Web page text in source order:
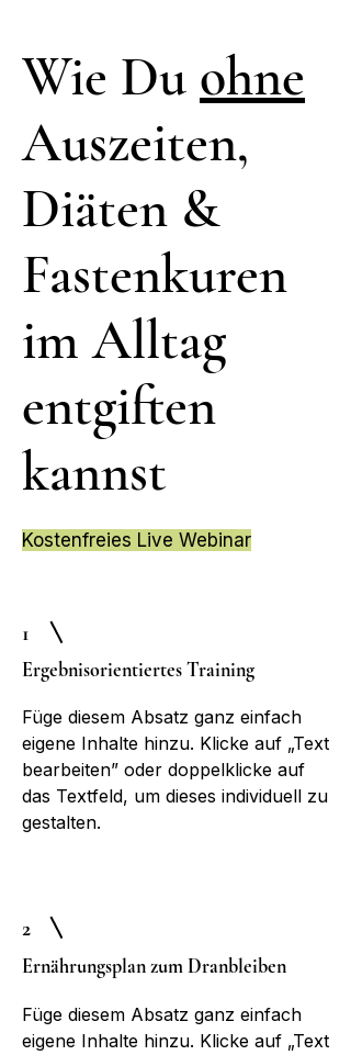
Wie Du ohne
Auszeiten,
Diäten &
Fastenkuren
im Alltag
entgiften
kannst
Kostenfreies Live Webinar
1
Ergebnisorientiertes Training
Füge diesem Absatz ganz einfach
eigene Inhalte hinzu. Klicke auf „Text
bearbeiten” oder doppelklicke auf
das Textfeld, um dieses individuell zu
gestalten.
2
Ernährungsplan zum Dranbleiben
Füge diesem Absatz ganz einfach
eigene Inhalte hinzu. Klicke auf „Text